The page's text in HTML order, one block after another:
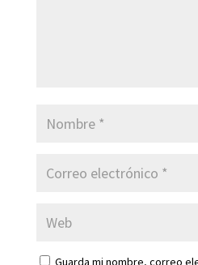
Guarda mi nombre, correo